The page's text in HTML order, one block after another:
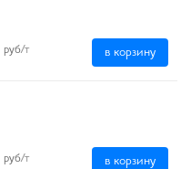
руб/т в корзину
руб/т в корзину